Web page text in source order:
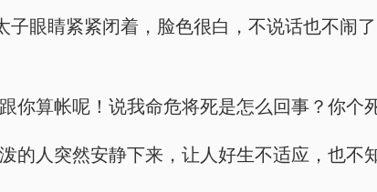
眼睛紧紧闭着，脸色很白，不说话也不闹
你算帐呢！说我命危将死是怎么回事？你个
的人突然安静下来，让人好生不适应，也